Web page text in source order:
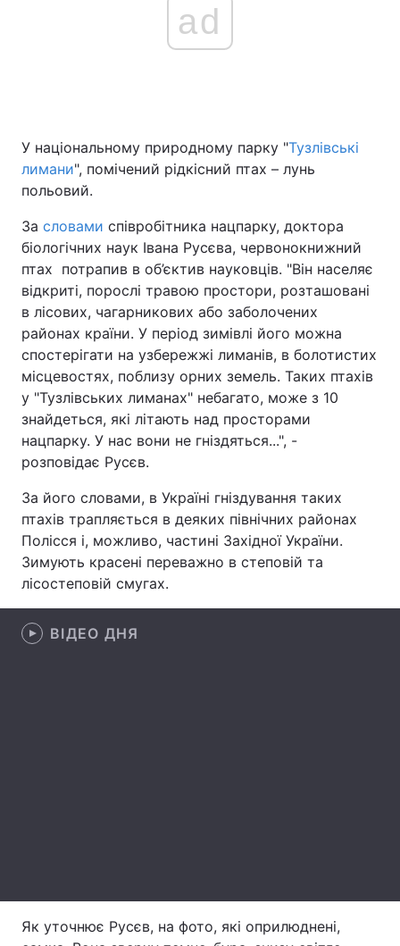
Україна Політика
Спорт Наука
Техно і зв'язок Лайт
Зброя Інциденти
Здоров'я
Цікавинки Погода
Екологія Регіони
Відео з Youtube Статті
Інтерв'ю
ad
У національному природному парку "Тузлівські
лимани", помічений рідкісний птах – лунь
польовий.
За словами співробітника нацпарку, доктора
біологічних наук Івана Русєва, червонокнижний
птах потрапив в об’єктив науковців. "Він населяє
відкриті, порослі травою простори, розташовані
в лісових, чагарникових або заболочених
районах країни. У період зимівлі його можна
спостерігати на узбережжі лиманів, в болотистих
місцевостях, поблизу орних земель. Таких птахів
у "Тузлівських лиманах" небагато, може з 10
знайдеться, які літають над просторами
нацпарку. У нас вони не гніздяться...", -
розповідає Русєв.
За його словами, в Україні гніздування таких
птахів трапляється в деяких північних районах
Полісся і, можливо, частині Західної України.
Зимують красені переважно в степовій та
лісостеповій смугах.
ВІДЕО ДНЯ
Як уточнює Русєв, на фото, які оприлюднені,